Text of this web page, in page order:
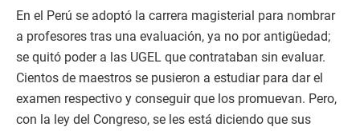
En el Perú se adoptó la carrera magisterial para nombrar
a profesores tras una evaluación, ya no por antigüedad;
se quitó poder a las UGEL que contrataban sin evaluar.
Cientos de maestros se pusieron a estudiar para dar el
examen respectivo y conseguir que los promuevan. Pero,
con la ley del Congreso, se les está diciendo que sus